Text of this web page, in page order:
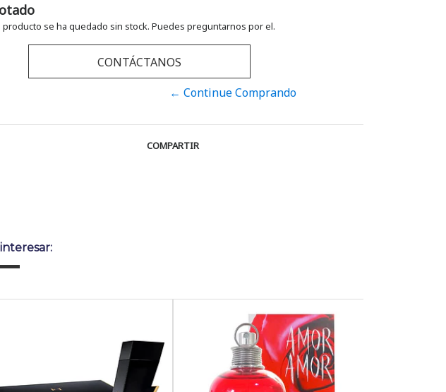
producto se ha quedado sin stock. Puedes preguntarnos por el.
CONTÁCTANOS
← Continue Comprando
COMPARTIR